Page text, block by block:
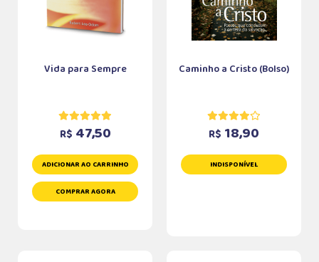
Vida para Sempre
R$ 47,50
ADICIONAR AO CARRINHO
COMPRAR AGORA
Caminho a Cristo (Bolso)
R$ 18,90
INDISPONÍVEL